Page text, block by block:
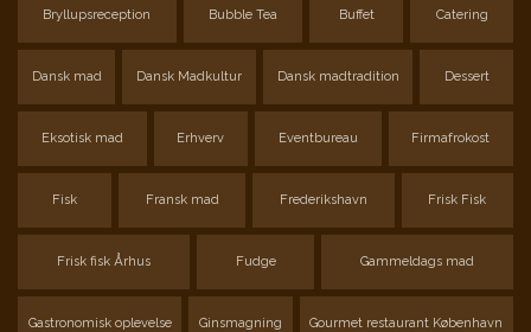
Bryllupsreception Bubble Tea Buffet Catering
Dansk mad Dansk Madkultur Dansk madtradition Dessert
Eksotisk mad Erhverv Eventbureau Firmafrokost
Fisk Fransk mad Frederikshavn Frisk Fisk
Frisk fisk Århus Fudge Gammeldags mad
Gastronomisk oplevelse Ginsmagning Gourmet restaurant København